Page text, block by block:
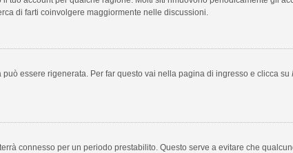
di farti coinvolgere maggiormente nelle discussioni.
essere rigenerata. Per far questo vai nella pagina di ingresso e clicca su
connesso per un periodo prestabilito. Questo serve a evitare che